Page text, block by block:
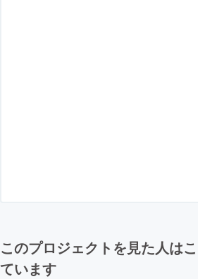
このプロジェクトを見た人は
ています